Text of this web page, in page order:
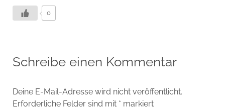
0
Schreibe einen Kommentar
Deine E-Mail-Adresse wird nicht veröffentlicht.
Erforderliche Felder sind mit * markiert